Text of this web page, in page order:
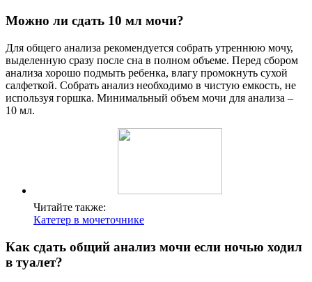
Можно ли сдать 10 мл мочи?
Для общего анализа рекомендуется собрать утреннюю мочу,
выделенную сразу после сна в полном объеме. Перед сбором
анализа хорошо подмыть ребенка, влагу промокнуть сухой
салфеткой. Собрать анализ необходимо в чистую емкость, не
используя горшка. Минимальный объем мочи для анализа –
10 мл.
Читайте также:
Катетер в мочеточнике
Как сдать общий анализ мочи если ночью ходил
в туалет?